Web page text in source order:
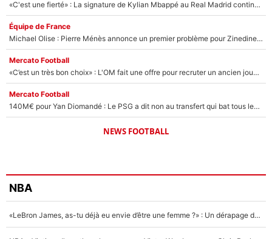
«C'est une fierté» : La signature de Kylian Mbappé au Real Madrid continue de régaler l'Espagne
Équipe de France
Michael Olise : Pierre Ménès annonce un premier problème pour Zinedine Zidane en équipe de France
Mercato Football
«C’est un très bon choix» : L'OM fait une offre pour recruter un ancien joueur du PSG... et c'est validé dans l'After Foot !
Mercato Football
140M€ pour Yan Diomandé : Le PSG a dit non au transfert qui bat tous les records sur le mercato
NEWS FOOTBALL
NBA
«LeBron James, as-tu déjà eu envie d’être une femme ?» : Un dérapage de Donald Trump sur la superstar de la NBA refait surface